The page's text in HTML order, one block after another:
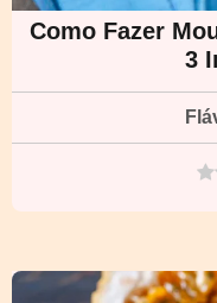
Como Fazer
3